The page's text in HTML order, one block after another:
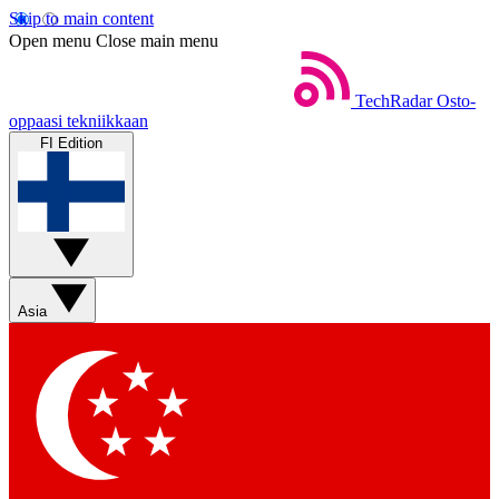
Skip to main content
Open menu Close main menu
TechRadar Osto-
oppaasi tekniikkaan
FI Edition
Asia